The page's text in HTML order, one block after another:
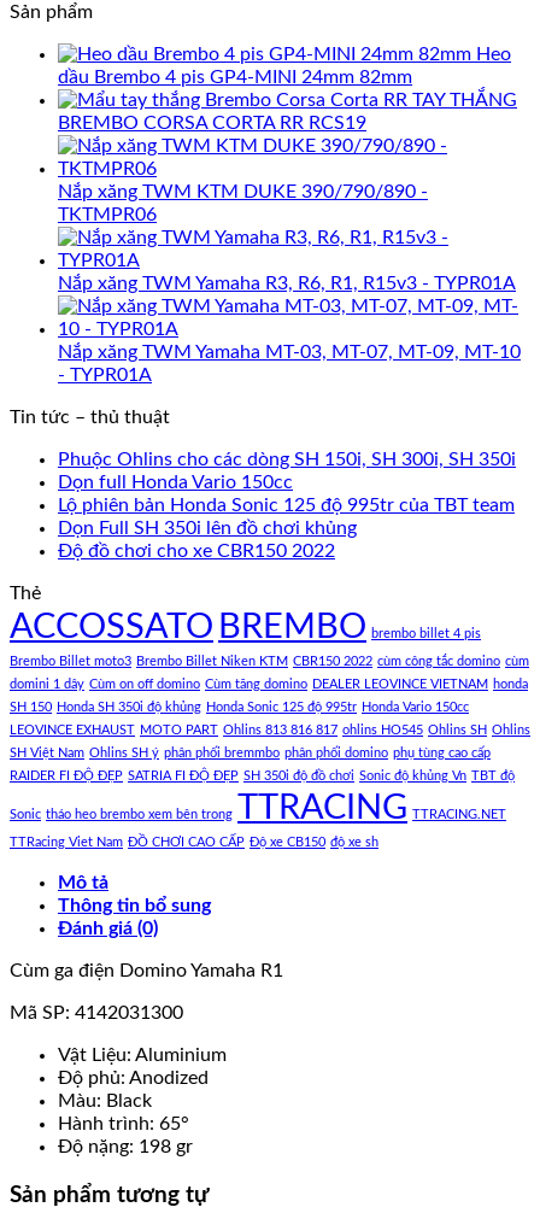
Sản phẩm
Heo
dầu Brembo 4 pis GP4-MINI 24mm 82mm
TAY THẮNG
BREMBO CORSA CORTA RR RCS19
Nắp xăng TWM KTM DUKE 390/790/890 -
TKTMPR06
Nắp xăng TWM Yamaha R3, R6, R1, R15v3 - TYPR01A
Nắp xăng TWM Yamaha MT-03, MT-07, MT-09, MT-10
- TYPR01A
Tin tức – thủ thuật
Phuộc Ohlins cho các dòng SH 150i, SH 300i, SH 350i
Dọn full Honda Vario 150cc
Lộ phiên bản Honda Sonic 125 độ 995tr của TBT team
Dọn Full SH 350i lên đồ chơi khủng
Độ đồ chơi cho xe CBR150 2022
Thẻ
ACCOSSATO BREMBO brembo billet 4 pis
Brembo Billet moto3 Brembo Billet Niken KTM CBR150 2022 cùm công tắc domino cùm
domini 1 dây Cùm on off domino Cùm tăng domino DEALER LEOVINCE VIETNAM honda
SH 150 Honda SH 350i độ khủng Honda Sonic 125 độ 995tr Honda Vario 150cc
LEOVINCE EXHAUST MOTO PART Ohlins 813 816 817 ohlins HO545 Ohlins SH Ohlins
SH Việt Nam Ohlins SH ý phân phối bremmbo phân phối domino phụ tùng cao cấp
RAIDER FI ĐỘ ĐẸP SATRIA FI ĐỘ ĐẸP SH 350i độ đồ chơi Sonic độ khủng Vn TBT độ
Sonic tháo heo brembo xem bên trong TTRACING TTRACING.NET
TTRacing Viet Nam ĐỒ CHƠI CAO CẤP Độ xe CB150 độ xe sh
Mô tả
Thông tin bổ sung
Đánh giá (0)
Cùm ga điện Domino Yamaha R1
Mã SP: 4142031300
Vật Liệu: Aluminium
Độ phủ: Anodized
Màu: Black
Hành trình: 65°
Độ nặng: 198 gr
Sản phẩm tương tự